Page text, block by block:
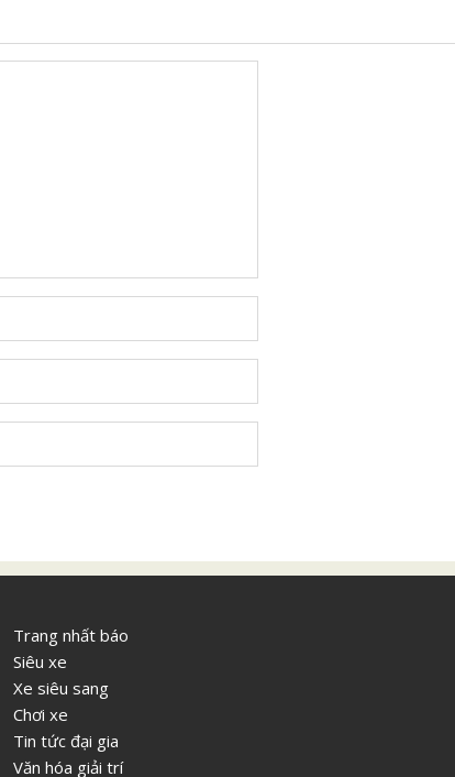
Trang nhất báo
Siêu xe
Xe siêu sang
Chơi xe
Tin tức đại gia
Văn hóa giải trí